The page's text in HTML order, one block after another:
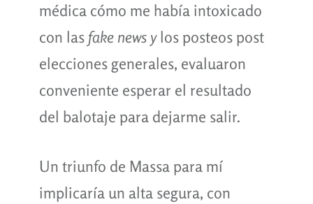
médica cómo me había intoxicado
con las fake news ylos posteos post
elecciones generales, evaluaron
conveniente esperar el resultado
del balotaje para dejarme salir.
Un triunfo de Massa para mí
implicaría un alta segura, con